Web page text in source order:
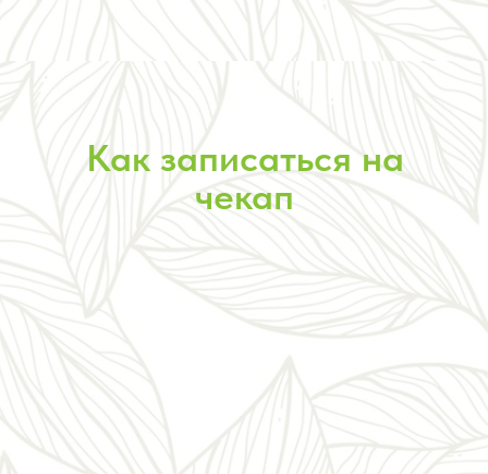
Как записаться на
чекап